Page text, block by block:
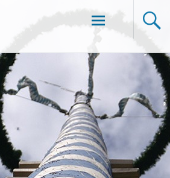
Inhalt
springen